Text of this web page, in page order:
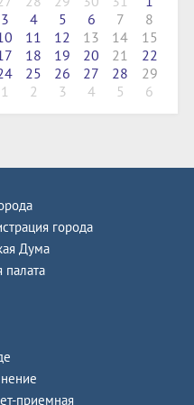
3 4 5 6 7
8
11 12 13 14
15
18 19 20 21
22
25 26 27 28
29
1 2 3 4 5 6
города
Дума
палата
приемная